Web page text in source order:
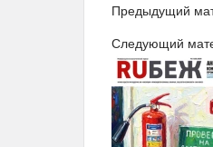
Предыдущий
Следующий